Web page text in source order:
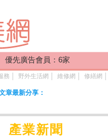
先廣告會員：6家
務 野外生活網 維修網 修繕網
章最新分享：
產業新聞